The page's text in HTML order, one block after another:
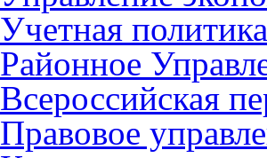
Учетная политика
Районное
Всероссийская
Правовое